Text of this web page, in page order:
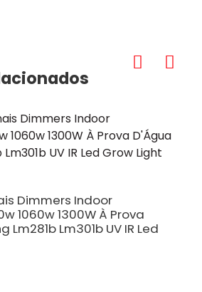
Dimmers Indoor
1060w 1300W À Prova
Lm281b Lm301b UV IR Led